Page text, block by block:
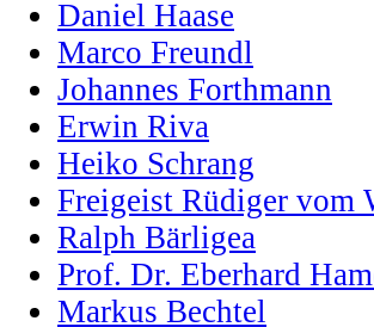
Daniel Haase
Marco Freundl
Johannes Forthmann
Erwin Riva
Heiko Schrang
Freigeist Rüdiger vom
Ralph Bärligea
Prof. Dr. Eberhard
Markus Bechtel